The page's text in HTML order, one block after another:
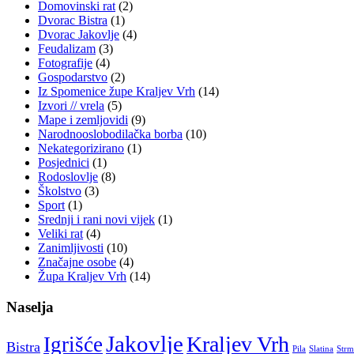
Domovinski rat (2)
Dvorac Bistra (1)
Dvorac Jakovlje (4)
Feudalizam (3)
Fotografije (4)
Gospodarstvo (2)
Iz Spomenice župe Kraljev Vrh (14)
Izvori // vrela (5)
Mape i zemljovidi (9)
Narodnooslobodilačka borba (10)
Nekategorizirano (1)
Posjednici (1)
Rodoslovlje (8)
Školstvo (3)
Sport (1)
Srednji i rani novi vijek (1)
Veliki rat (4)
Zanimljivosti (10)
Značajne osobe (4)
Župa Kraljev Vrh (14)
Naselja
Bistra IgrišćeJakovljeKraljev Vrh Pila Slatina